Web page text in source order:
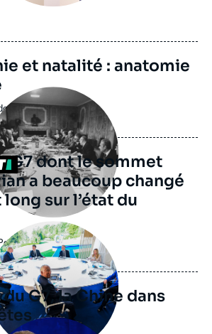
et natalité : anatomie
selon l'Ifri
G7 dont le sommet
a beaucoup changé
sur l’état du
G7, la Chine dans